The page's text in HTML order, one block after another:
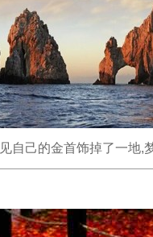
自己的金首饰掉了一地,